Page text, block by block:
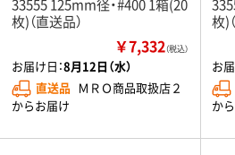
33555 125mm径・#400 1箱(20
枚)（直送品）
￥7,332（税込）
お届け日：8月12日（水）
直送品 ＭＲＯ商品取扱店２
からお届け
枚)
お
か